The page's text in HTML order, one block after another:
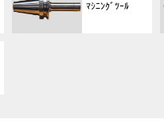
ﾏｼﾆﾝｸﾞﾂｰﾙ